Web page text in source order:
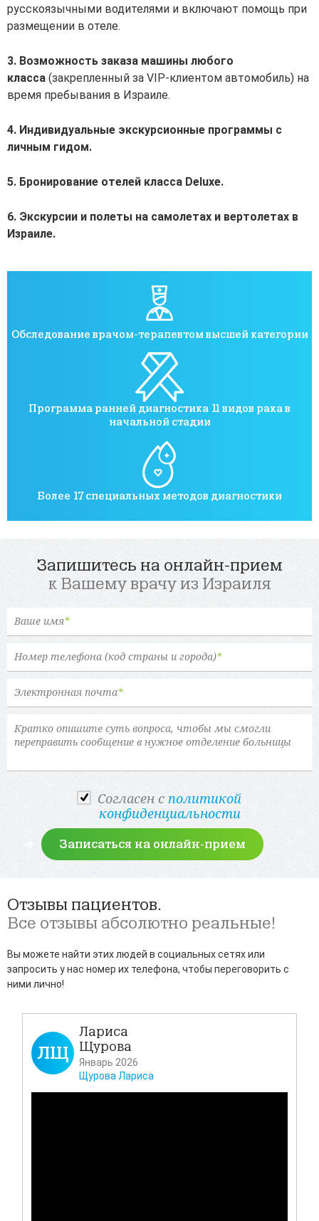
русскоязычными водителями и включают помощь при
размещении в отеле.
3. Возможность заказа машины любого
класса (закрепленный за VIP-клиентом автомобиль) на
время пребывания в Израиле.
4. Индивидуальные экскурсионные программы с
личным гидом.
5. Бронирование отелей класса Deluxe.
6. Экскурсии и полеты на самолетах и вертолетах в
Израиле.
Обследование врачом-терапевтом высшей категории
Программа ранней диагностика 11 видов рака в
начальной стадии
Более 17 специальных методов диагностики
Запишитесь на онлайн-прием
к Вашему врачу из Израиля
Ваше имя*
Номер телефона (код страны и города)*
Электронная почта*
Cогласен с политикой
конфиденциальности
Отзывы пациентов.
Все отзывы абсолютно реальные!
Вы можете найти этих людей в социальных сетях или
запросить у нас номер их телефона, чтобы переговорить с
ними лично!
ЛЩ
Лариса
Щурова
Январь 2026
Щурова Лариса